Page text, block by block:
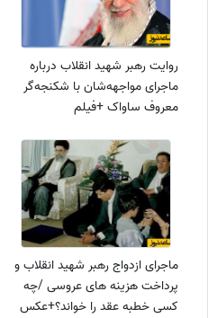
روایت رهبر شهید انقلاب درباره
ماجرای مواجهه‌شان با شکنجه‌گر
معروف ساواک +فیلم
ماجرای ازدواج رهبر شهید انقلاب و
پرداخت هزینه های عروسی /چه
کسی خطبه عقد را خواند؟+عکس